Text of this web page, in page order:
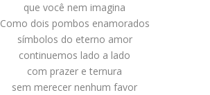
que você nem imagina
Como dois pombos enamorados
símbolos do eterno amor
continuemos lado a lado
com prazer e ternura
sem merecer nenhum favor